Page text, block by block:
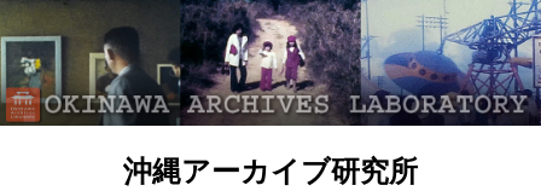
沖縄アーカイブ研究所